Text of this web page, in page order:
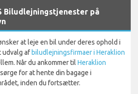
Biludlejningstjenester på
at leje en bil under deres ophold i
udvalg afbiludlejningsfirmaer i Heraklion
Når du ankommer til Heraklion
for at hente din bagage i
inden du fortsætter.